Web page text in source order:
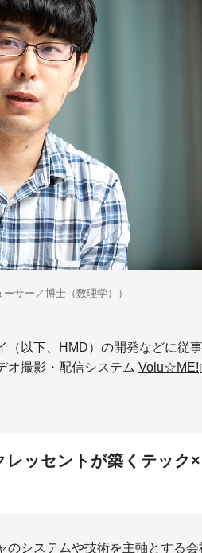
サー／博士（数理学））
以下、HMD）の開発などに従
オ撮影・配信システム Volu☆ME!
ッセントが築くテック
のシステムや技術を主軸とする会